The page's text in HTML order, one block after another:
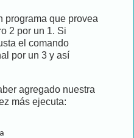
programa que provea
2 por un 1. Si
el comando
por un 3 y así
agregado nuestra
más ejecuta: